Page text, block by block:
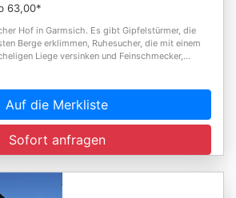
63,00*
Hof in Garmsich. Es gibt Gipfelstürmer, die
Berge erklimmen, Ruhesucher, die mit einem
Liege versinken und Feinschmecker,...
Auf die Merkliste
Sofort anfragen